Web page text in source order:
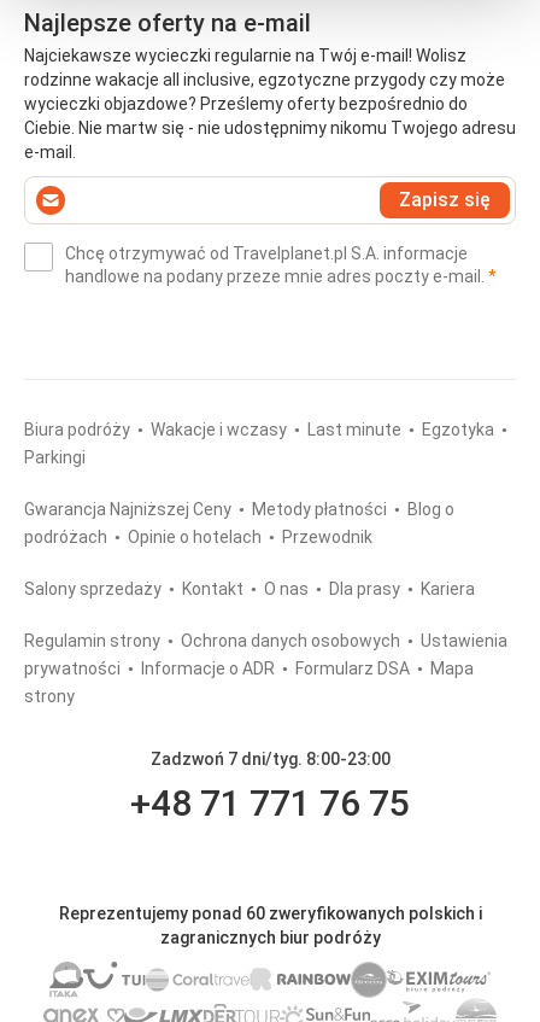
Najlepsze oferty na e-mail
Najciekawsze wycieczki regularnie na Twój e-mail! Wolisz
rodzinne wakacje all inclusive, egzotyczne przygody czy może
wycieczki objazdowe? Prześlemy oferty bezpośrednio do
Ciebie. Nie martw się - nie udostępnimy nikomu Twojego adresu
e-mail.
Wprowadź
swój
(wymagane)
Zapisz się
Chcę otrzymywać od Travelplanet.pl S.A. informacje
handlowe na podany przeze mnie adres poczty e-mail. *
Biura podróży Wakacje i wczasy Last minute
Egzotyka
Parkingi
Gwarancja Najniższej Ceny Metody płatności
Blog o
podróżach
Opinie o hotelach Przewodnik
Salony sprzedaży Kontakt O nas Dla prasy Kariera
Regulamin strony Ochrona danych osobowych
Ustawienia
prywatności
Informacje o ADR Formularz DSA
Mapa
strony
Zadzwoń 7 dni/tyg. 8:00-23:00
+48 71 771 76 75
Reprezentujemy ponad 60 zweryfikowanych polskich i
zagranicznych biur podróży